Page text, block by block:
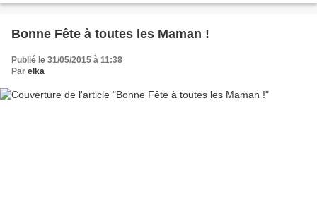
Bonne Fête à toutes les Maman !
Publié le 31/05/2015 à 11:38
Par elka